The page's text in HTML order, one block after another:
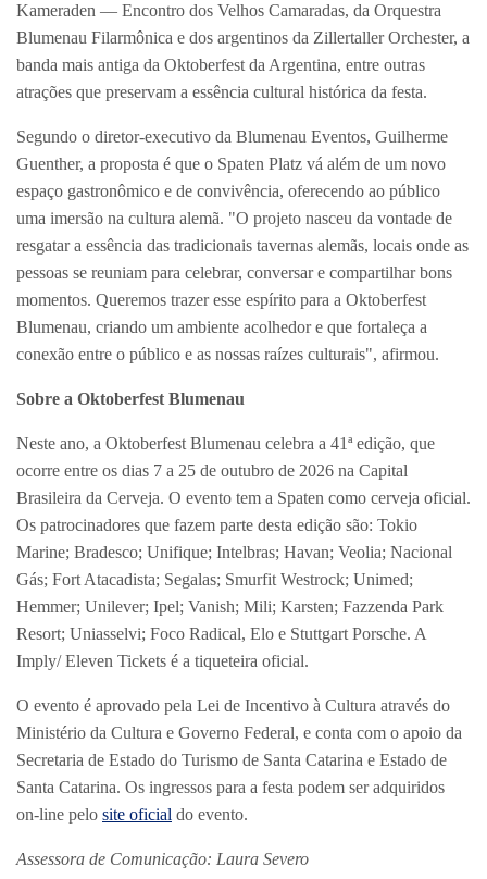
Kameraden — Encontro dos Velhos Camaradas, da Orquestra
Blumenau Filarmônica e dos argentinos da Zillertaller Orchester, a
banda mais antiga da Oktoberfest da Argentina, entre outras
atrações que preservam a essência cultural histórica da festa.
Segundo o diretor-executivo da Blumenau Eventos, Guilherme
Guenther, a proposta é que o Spaten Platz vá além de um novo
espaço gastronômico e de convivência, oferecendo ao público
uma imersão na cultura alemã. "O projeto nasceu da vontade de
resgatar a essência das tradicionais tavernas alemãs, locais onde as
pessoas se reuniam para celebrar, conversar e compartilhar bons
momentos. Queremos trazer esse espírito para a Oktoberfest
Blumenau, criando um ambiente acolhedor e que fortaleça a
conexão entre o público e as nossas raízes culturais", afirmou.
Sobre a Oktoberfest Blumenau
Neste ano, a Oktoberfest Blumenau celebra a 41ª edição, que
ocorre entre os dias 7 a 25 de outubro de 2026 na Capital
Brasileira da Cerveja. O evento tem a Spaten como cerveja oficial.
Os patrocinadores que fazem parte desta edição são: Tokio
Marine; Bradesco; Unifique; Intelbras; Havan; Veolia; Nacional
Gás; Fort Atacadista; Segalas; Smurfit Westrock; Unimed;
Hemmer; Unilever; Ipel; Vanish; Mili; Karsten; Fazzenda Park
Resort; Uniasselvi; Foco Radical, Elo e Stuttgart Porsche. A
Imply/ Eleven Tickets é a tiqueteira oficial.
O evento é aprovado pela Lei de Incentivo à Cultura através do
Ministério da Cultura e Governo Federal, e conta com o apoio da
Secretaria de Estado do Turismo de Santa Catarina e Estado de
Santa Catarina. Os ingressos para a festa podem ser adquiridos
on-line pelo site oficial do evento.
Assessora de Comunicação: Laura Severo